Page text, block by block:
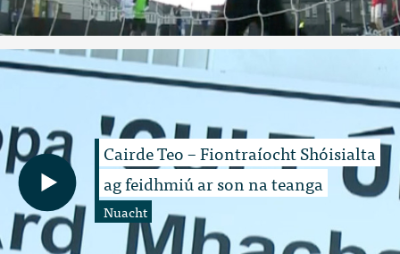
Cairde Teo – Fiontraíocht Shóisialta
ag feidhmiú ar son na teanga
Nuacht